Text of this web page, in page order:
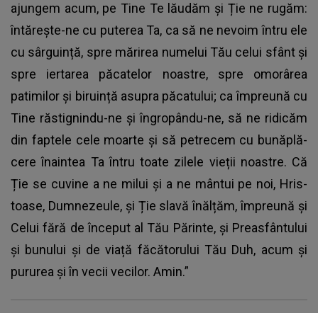
ajungem acum, pe Tine Te lăudăm și Ție ne rugăm:
întărește-ne cu puterea Ta, ca să ne nevoim întru ele
cu sârgu­ință, spre mărirea numelui Tău celui sfânt și
spre iertarea păca­telor noas­tre, spre omorârea
patimilor și biru­­ință asupra păcatului; ca împreună cu
Tine răstignindu-ne și îngro­pân­du-ne, să ne ridicăm
din faptele cele moarte și să petrecem cu bună­plă­
cere înaintea Ta întru toate zilele vieții noastre. Că
Ție se cuvine a ne milui și a ne mântui pe noi, Hris­
toase, Dum­­­ne­­zeule, și Ție slavă înălțăm, împreună și
Celui fără de început al Tău Părinte, și Preasfântului
și bu­nului și de viață făcătorului Tău Duh, acum și
pururea și în vecii vecilor. Amin.”